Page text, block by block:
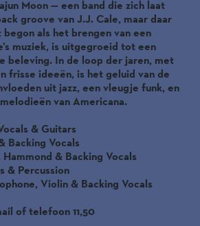
Moon — een band die zich laat
groove van J.J. Cale, maar daar
als het brengen van een
muziek, is uitgegroeid tot een
beleving. In de loop der jaren, met
frisse ideeën, is het geluid van de
uit jazz, een vleugje funk, en
van Americana.
& Guitars
Backing Vocals
& Backing Vocals
& Percussion
Violin & Backing Vocals
of telefoon 11,50